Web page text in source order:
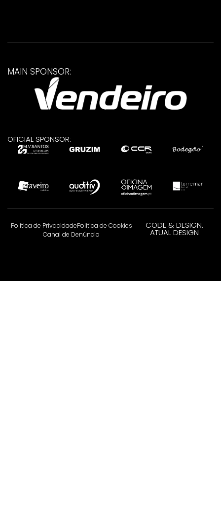
MAIN SPONSOR:
OFICIAL SPONSOR:
Política de PrivacidadePolítica de Cookies
Canal de Denúncia
CODE & DESIGN:
ATUAL DESIGN